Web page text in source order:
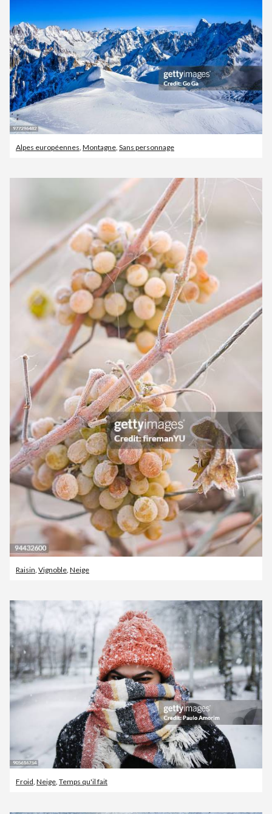
Alpes européennes, Montagne, Sans personnage
Raisin, Vignoble, Neige
Froid, Neige, Temps qu'il fait